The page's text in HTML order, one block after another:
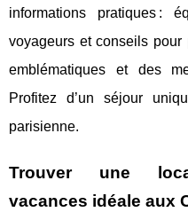
informations pratiques :
voyageurs et conseils
emblématiques et des
Profitez d’un séjour
parisienne.
Trouver une
vacances idéale aux